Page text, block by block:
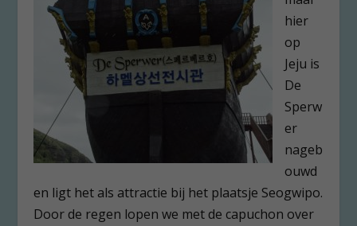
hier
op
Jeju is
De
Sperw
er
nageb
ouwd
en ligt het als attractie bij het plaatsje Seogwipo.
Door de regen lopen we met de capuchon over